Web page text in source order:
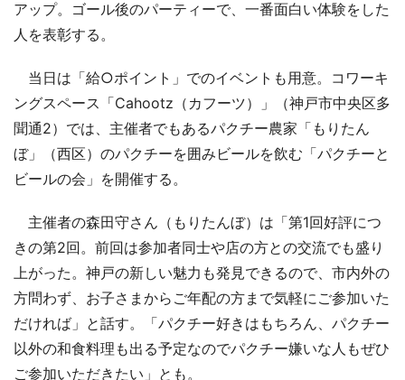
アップ。ゴール後のパーティーで、一番面白い体験をした
人を表彰する。
当日は「給○ポイント」でのイベントも用意。コワーキ
ングスペース「Cahootz（カフーツ）」（神戸市中央区多
聞通2）では、主催者でもあるパクチー農家「もりたん
ぼ」（西区）のパクチーを囲みビールを飲む「パクチーと
ビールの会」を開催する。
主催者の森田守さん（もりたんぼ）は「第1回好評につ
きの第2回。前回は参加者同士や店の方との交流でも盛り
上がった。神戸の新しい魅力も発見できるので、市内外の
方問わず、お子さまからご年配の方まで気軽にご参加いた
だければ」と話す。「パクチー好きはもちろん、パクチー
以外の和食料理も出る予定なのでパクチー嫌いな人もぜひ
ご参加いただきたい」とも。